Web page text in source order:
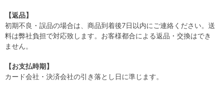
【返品】
初期不良・誤品の場合は、商品到着後7日以内にご連絡ください。送
料は弊社負担で対応致します。お客様都合による返品・交換はでき
ません。
【お支払時期】
カード会社・決済会社の引き落とし日に準じます。